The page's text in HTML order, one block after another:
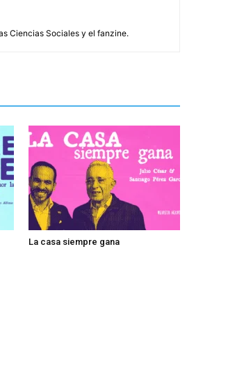
Ciencias Sociales y el fanzine.
La casa siempre gana